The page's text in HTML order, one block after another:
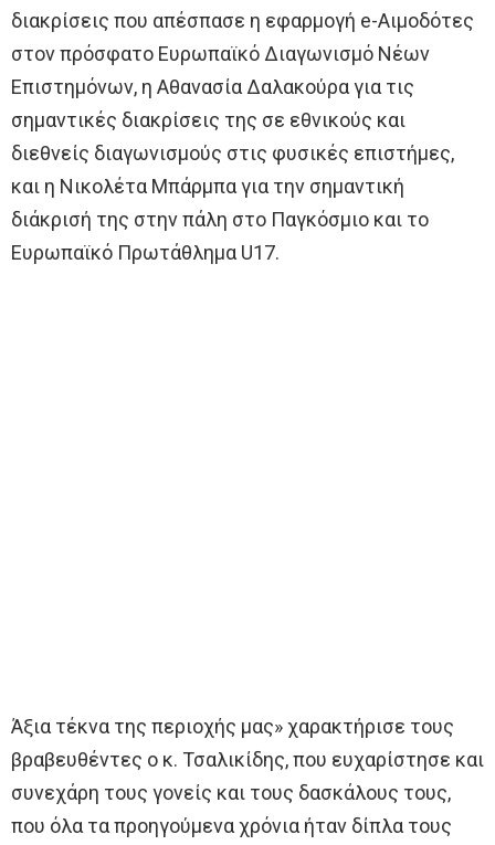
διακρίσεις που απέσπασε η εφαρμογή e-Αιμοδότες
στον πρόσφατο Ευρωπαϊκό Διαγωνισμό Νέων
Επιστημόνων, η Αθανασία Δαλακούρα για τις
σημαντικές διακρίσεις της σε εθνικούς και
διεθνείς διαγωνισμούς στις φυσικές επιστήμες,
και η Νικολέτα Μπάρμπα για την σημαντική
διάκρισή της στην πάλη στο Παγκόσμιο και το
Ευρωπαϊκό Πρωτάθλημα U17.
Άξια τέκνα της περιοχής μας» χαρακτήρισε τους
βραβευθέντες ο κ. Τσαλικίδης, που ευχαρίστησε και
συνεχάρη τους γονείς και τους δασκάλους τους,
που όλα τα προηγούμενα χρόνια ήταν δίπλα τους